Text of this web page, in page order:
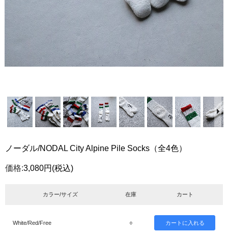
ノーダル/NODAL City Alpine Pile Socks（全4色）
価格:3,080円 (税込)
カラー/サイズ 在庫 カート
White/Red/Free ○